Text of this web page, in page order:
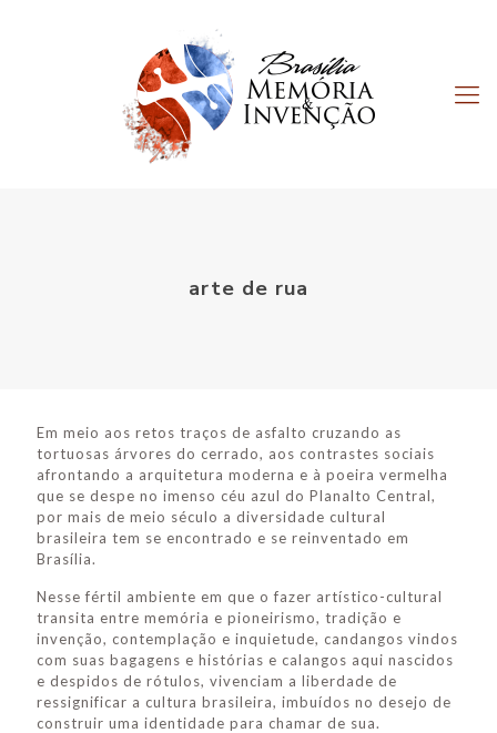
arte de rua
Em meio aos retos traços de asfalto cruzando as
tortuosas árvores do cerrado, aos contrastes sociais
afrontando a arquitetura moderna e à poeira vermelha
que se despe no imenso céu azul do Planalto Central,
por mais de meio século a diversidade cultural
brasileira tem se encontrado e se reinventado em
Brasília.
Nesse fértil ambiente em que o fazer artístico-cultural
transita entre memória e pioneirismo, tradição e
invenção, contemplação e inquietude, candangos vindos
com suas bagagens e histórias e calangos aqui nascidos
e despidos de rótulos, vivenciam a liberdade de
ressignificar a cultura brasileira, imbuídos no desejo de
construir uma identidade para chamar de sua.